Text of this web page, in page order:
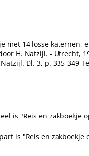
met 14 losse katernen,
H. Natzijl. - Utrecht,
Dl. 3, p. 335-349
is "Reis en zakboekje
is "Reis en zakboekje